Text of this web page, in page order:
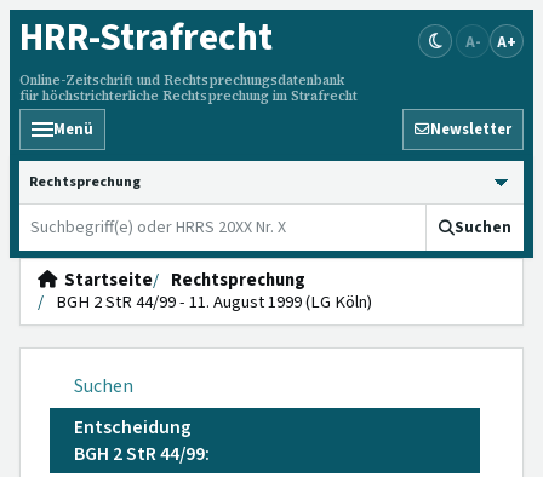
HRR-Strafrecht
Online-Zeitschrift und Rechtsprechungsdatenbank
für höchstrichterliche Rechtsprechung im Strafrecht
A- A+
Menü Newsletter
HRRS durchsuchen
Suchen
Startseite
Rechtsprechung
BGH 2 StR 44/99 - 11. August 1999 (LG Köln)
Suchen
Entscheidung
BGH 2 StR 44/99: